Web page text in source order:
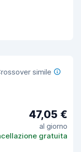
simile
47,05 €
al giorno
gratuita